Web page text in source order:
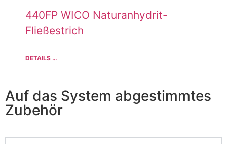
440FP WICO Naturanhydrit-
Fließestrich
DETAILS …
Auf das System abgestimmtes
Zubehör